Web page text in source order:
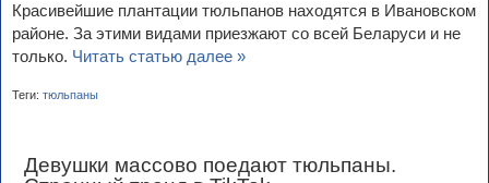
Красивейшие плантации тюльпанов находятся в Ивановском
районе. За этими видами приезжают со всей Беларуси и не
только. Читать статью далее »
Теги: тюльпаны
Девушки массово поедают тюльпаны.